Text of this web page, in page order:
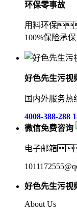
环保零事故
用料环保
100%保险承保
好色先生污视
国内外服务
4008-388-288
微信免费咨询
电子邮箱
好色先生污视
About Us